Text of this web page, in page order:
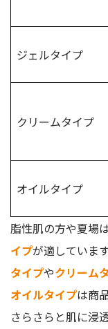
ジェルタイプ
クリームタイプ
オイルタイプ
脂性肌の方や夏場
イプが適していま
タイプやクリーム
オイルタイプは商
さらさらと肌に浸